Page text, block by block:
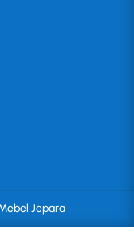
Jepara